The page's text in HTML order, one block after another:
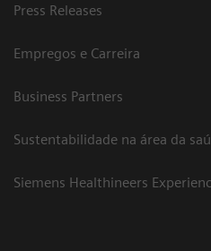
Press Releases
Empregos e Carreira
Business Partners
Sustentabilidade na área da
Siemens Healthineers